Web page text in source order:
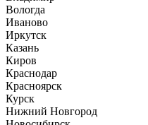
Вологда
Иваново
Иркутск
Казань
Киров
Краснодар
Красноярск
Курск
Нижний Новгород